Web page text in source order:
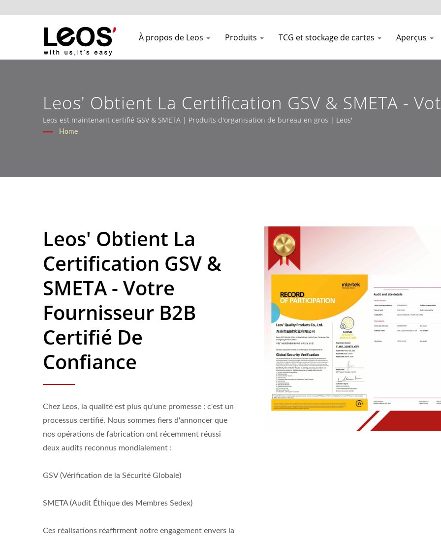
À propos de Leos Produits TCG et stockage de cartes Aperçus
Leos' Obtient La Certification GSV & SMETA -
Certifié De Confiance | Fabricant Taïwanais De
Leos est maintenant certifié GSV & SMETA | Produits d'organisation de bureau en gros | Leos'
Home
Leos' Obtient La
Certification GSV &
SMETA - Votre
Fournisseur B2B
Certifié De
Confiance
Chez Leos, la qualité est plus qu'une promesse : c'est un
processus certifié. Nous sommes fiers d'annoncer que
nos opérations de fabrication ont récemment réussi
deux audits reconnus mondialement :
GSV (Vérification de la Sécurité Globale)
SMETA (Audit Éthique des Membres Sedex)
Ces réalisations réaffirment notre engagement envers la
Pochettes Effaçables À Sec Classeur À Anneaux En Vinyle Pochettes Effaçables